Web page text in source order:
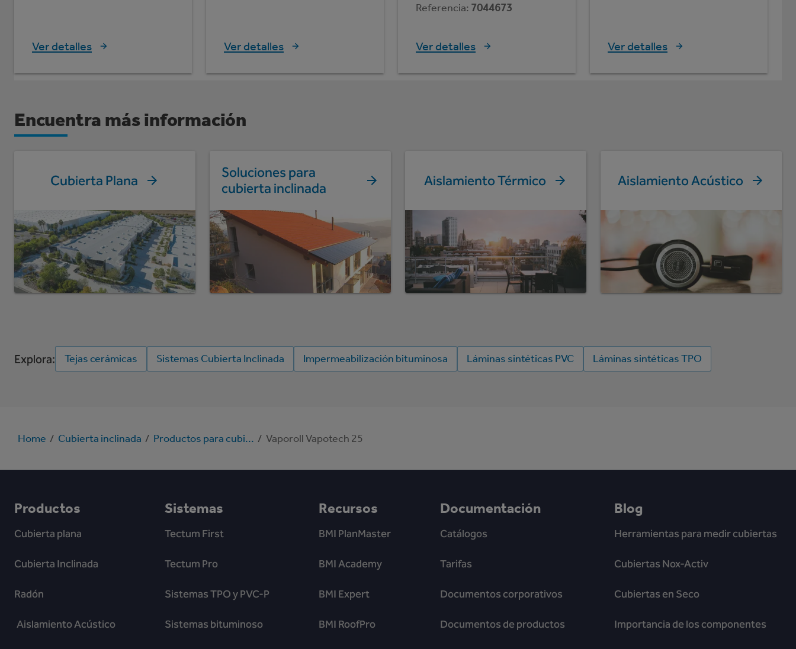
Ver detalles Ver detalles
Referencia: 7044673
Ver detalles Ver detalles
Encuentra más información
Cubierta Plana
Soluciones para
cubierta inclinada
Aislamiento Térmico Aislamiento Acústico
Explora: Tejas cerámicas Sistemas Cubierta Inclinada Impermeabilización bituminosa Láminas sintéticas PVC Láminas sintéticas TPO
Home / Cubierta inclinada / Productos para cubi... / Vaporoll Vapotech 25
Productos
Cubierta plana
Cubierta Inclinada
Radón
Aislamiento Acústico
Sistemas
Tectum First
Tectum Pro
Sistemas TPO y PVC-P
Sistemas bituminoso
Recursos
BMI PlanMaster
BMI Academy
BMI Expert
BMI RoofPro
Documentación
Catálogos
Tarifas
Documentos corporativos
Documentos de productos
Blog
Herramientas para medir cubiertas
Cubiertas Nox-Activ
Cubiertas en Seco
Importancia de los componentes